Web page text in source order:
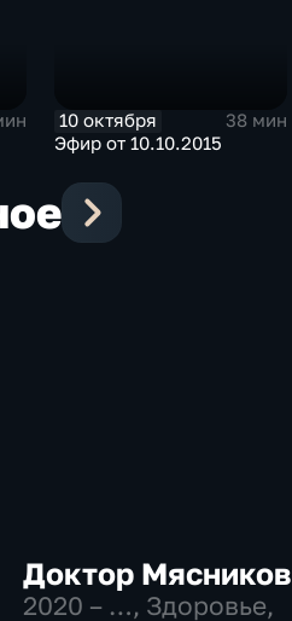
10 октября
38 мин
Эфир от 10.10.2015
Доктор Мясников
2020 – …, Здоровье,